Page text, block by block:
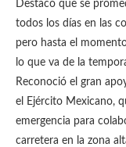
Destacó que se
todos los días en las
pero hasta el
lo que va de la
Reconoció el gran
el Ejército Mexicano,
emergencia para
carretera en la zona